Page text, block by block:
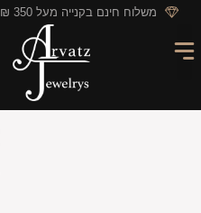
לתוכן משלוח חינם בקנייה מעל 350 ₪